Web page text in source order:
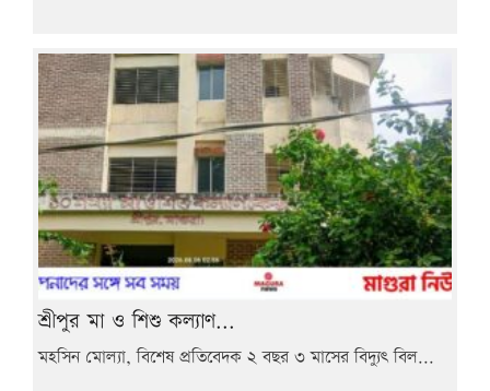
শ্রীপুর মা ও শিশু কল্যাণ...
মহসিন মোল্যা, বিশেষ প্রতিবেদক ২ বছর ৩ মাসের বিদ্যুৎ বিল...